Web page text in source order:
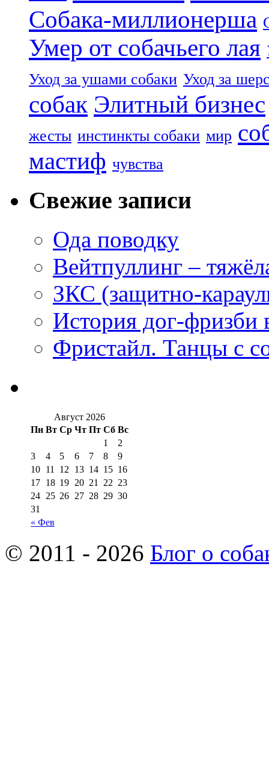
Собака-миллионерша
Умер от собачьего лая
Уход за ушами собаки Уход за
собак Элитный бизнес
жесты инстинкты собаки мир
мастиф чувства
Свежие записи
Ода поводку
Вейтпуллинг –
ЗКС (защитно-
История дог-фризби
Фристайл. Танцы с
Август 2026
Пн Вт Ср Чт Пт Сб Вс
« Фев
1
2
3
4 5 6 7 8
9
10 11 12 13 14 15 16
17 18 19 20 21 22 23
24 25 26 27 28 29 30
31
© 2011 - 2026 Блог о